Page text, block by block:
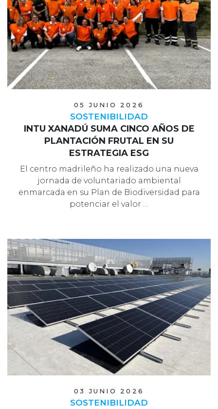
05 JUNIO 2026
SOSTENIBILIDAD
INTU XANADÚ SUMA CINCO AÑOS DE
PLANTACIÓN FRUTAL EN SU
ESTRATEGIA ESG
El centro madrileño ha realizado una nueva
jornada de voluntariado ambiental
enmarcada en su Plan de Biodiversidad para
potenciar el valor …
03 JUNIO 2026
SOSTENIBILIDAD